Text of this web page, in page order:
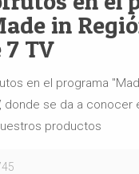
in
7 TV
en el programa
donde se da a
productos